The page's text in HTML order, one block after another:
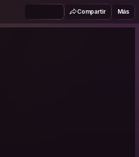
Compartir Más